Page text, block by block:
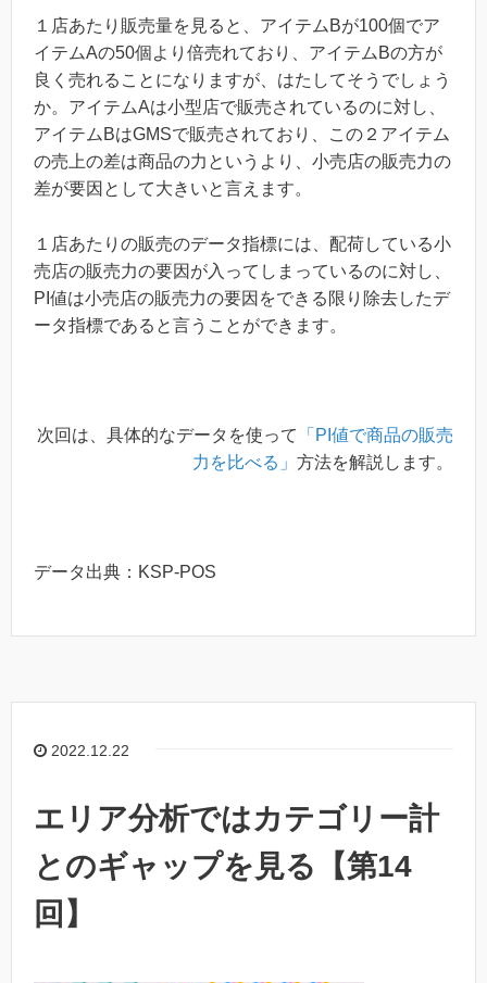
１店あたり販売量を見ると、アイテムBが100個でア
イテムAの50個より倍売れており、アイテムBの方が
良く売れることになりますが、はたしてそうでしょう
か。アイテムAは小型店で販売されているのに対し、
アイテムBはGMSで販売されており、この２アイテム
の売上の差は商品の力というより、小売店の販売力の
差が要因として大きいと言えます。
１店あたりの販売のデータ指標には、配荷している小
売店の販売力の要因が入ってしまっているのに対し、
PI値は小売店の販売力の要因をできる限り除去したデ
ータ指標であると言うことができます。
次回は、具体的なデータを使って
「PI値で商品の販売
力を比べる」 方法を解説します。
データ出典：KSP-POS
2022.12.22
エリア分析ではカテゴリー計
とのギャップを見る【第14
回】